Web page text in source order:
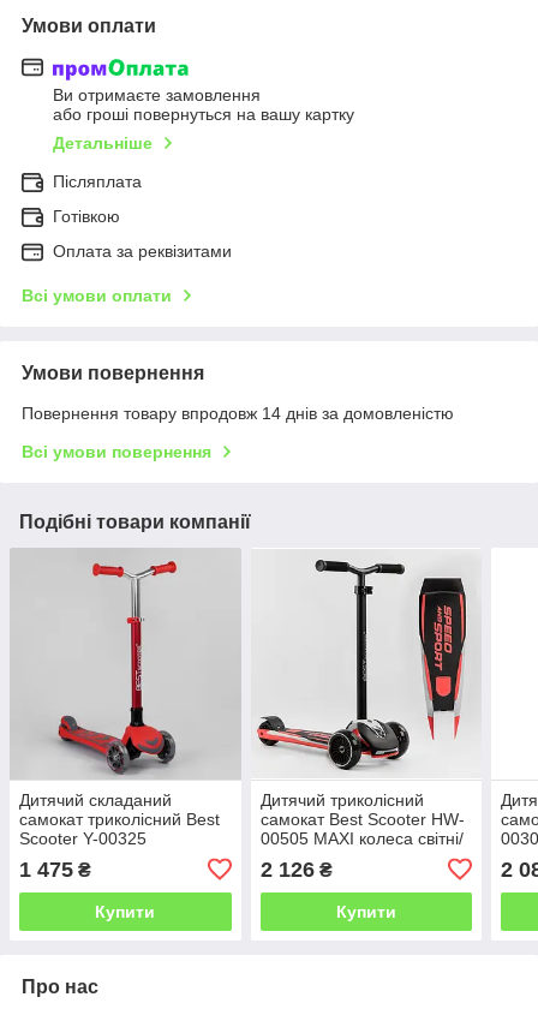
Умови оплати
Ви отримаєте замовлення
або гроші повернуться на вашу картку
Детальніше
Післяплата
Готівкою
Оплата за реквізитами
Всі умови оплати
Умови повернення
Повернення товару впродовж 14 днів за домовленістю
Всі умови повернення
Подібні товари компанії
Дитячий складаний
самокат триколісний Best
Scooter Y-00325
червоний
1 475 ₴
Купити
Дитячий триколісний
самокат Best Scooter HW-
00505 MAXI колеса світні/
знімне алюмінієве кермо
2 126₴
Купити
2
Про нас